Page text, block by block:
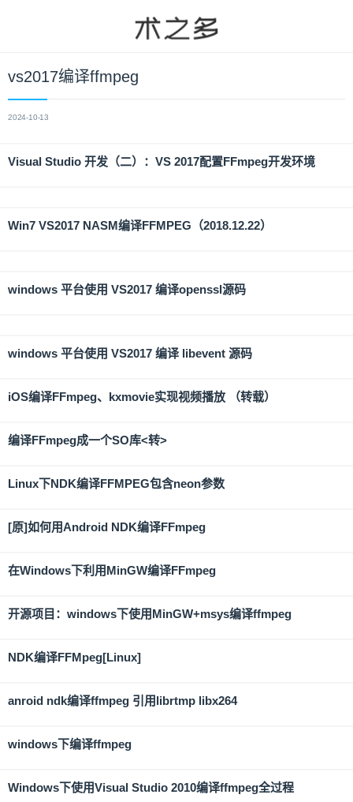
vs2017编译ffmpeg
2024-10-13
Visual Studio 开发（二）：VS 2017配置FFmpeg开发环境
Win7 VS2017 NASM编译FFMPEG（2018.12.22）
windows 平台使用 VS2017 编译openssl源码
windows 平台使用 VS2017 编译 libevent 源码
iOS编译FFmpeg、kxmovie实现视频播放 （转载）
编译FFmpeg成一个SO库<转>
Linux下NDK编译FFMPEG包含neon参数
[原]如何用Android NDK编译FFmpeg
在Windows下利用MinGW编译FFmpeg
开源项目：windows下使用MinGW+msys编译ffmpeg
NDK编译FFMpeg[Linux]
anroid ndk编译ffmpeg 引用librtmp libx264
windows下编译ffmpeg
Windows下使用Visual Studio 2010编译ffmpeg全过程